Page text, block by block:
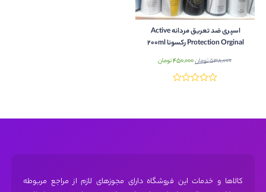
اسپری ضد تعریق مردانه Active
Protection Orginal رکسونا 200ml
538,000تومانقیمت
اصلی:
450,000تومانقیمت
کالاها و خدمات این فروشگاه دارای مجوز‌های لازم از مراجع مربوطه